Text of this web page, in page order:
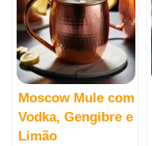
Moscow Mule com
Vodka, Gengibre e
Limão